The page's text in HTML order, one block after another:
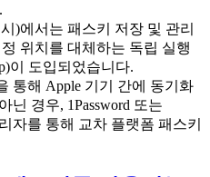
)에서는 패스키 저장 및 관리
위치를 대체하는 독립 실행
이 도입되었습니다.
통해 Apple 기기 간에 동기화
닌 경우, 1Password 또는
자를 통해 교차 플랫폼 패스키